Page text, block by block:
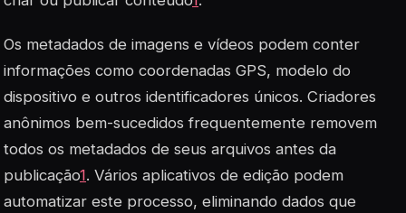
Os metadados de imagens e vídeos podem conter
informações como coordenadas GPS, modelo do
dispositivo e outros identificadores únicos. Criadores
anônimos bem-sucedidos frequentemente removem
todos os metadados de seus arquivos antes da
publicação1. Vários aplicativos de edição podem
automatizar este processo, eliminando dados que